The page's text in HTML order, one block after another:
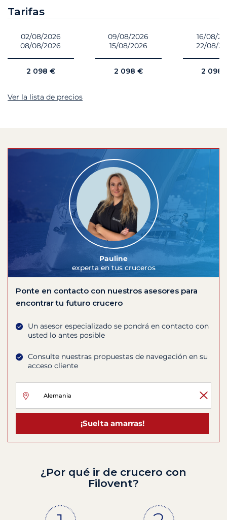
Tarifas
02/08/2026
08/08/2026
2 098 €
09/08/2026
15/08/2026
2 098 €
16/08/
22/08/
2 098
Ver la lista de precios
Pauline
experta en tus cruceros
Ponte en contacto con nuestros asesores para
encontrar tu futuro crucero
Un asesor especializado se pondrá en contacto con
usted lo antes posible
Consulte nuestras propuestas de navegación en su
acceso cliente
¡Suelta amarras!
¿Por qué ir de crucero con
Filovent?